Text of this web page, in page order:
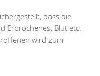
dass die
Erbrochenes, Blut etc.
wird zum